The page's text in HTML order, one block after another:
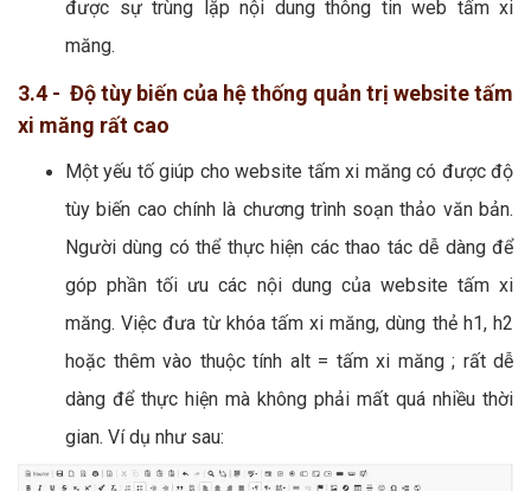
được sự trùng lặp nội dung thông tin web tấm xi
măng.
3.4 - Độ tùy biến của hệ thống quản trị website tấm
xi măng rất cao
Một yếu tố giúp cho website tấm xi măng có được độ
tùy biến cao chính là chương trình soạn thảo văn bản.
Người dùng có thể thực hiện các thao tác dễ dàng để
góp phần tối ưu các nội dung của website tấm xi
măng. Việc đưa từ khóa tấm xi măng, dùng thẻ h1, h2
hoặc thêm vào thuộc tính alt = tấm xi măng ; rất dễ
dàng để thực hiện mà không phải mất quá nhiều thời
gian. Ví dụ như sau: